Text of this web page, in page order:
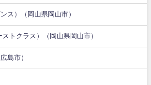
ス）（岡山県岡山市）
トクラス）（岡山県岡山市）
島市）